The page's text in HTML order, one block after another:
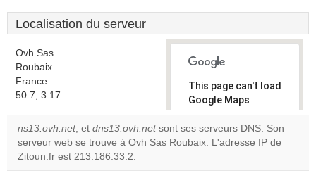
Localisation du serveur
Ovh Sas
Roubaix
France
50.7, 3.17
This page can't load
Google Maps
correctly.
Do you
ns13.ovh.net, et dns13.ovh.netsont ses serveurs DNS. Son
serveur web se trouve à Ovh Sas Roubaix. L'adresse IP de
Zitoun.fr est 213.186.33.2.